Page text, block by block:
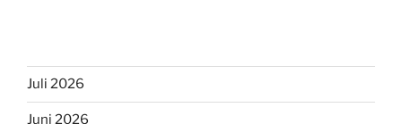
Juli 2026
Juni 2026